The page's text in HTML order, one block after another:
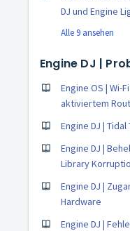
DJ und Engine
Alle 9 ansehen
Engine DJ |
Engine OS | Wi-
aktiviertem
Engine DJ |
Engine DJ |
Library
Engine DJ |
Hardware
Engine DJ |